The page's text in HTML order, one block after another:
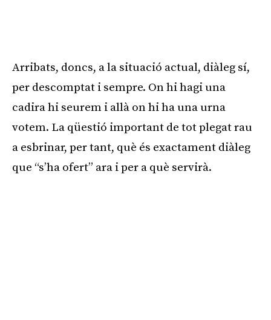
Arribats, doncs, a la situació actual, diàleg sí,
per descomptat i sempre. On hi hagi una
cadira hi seurem i allà on hi ha una urna
votem. La qüestió important de tot plegat rau
a esbrinar, per tant, què és exactament diàleg
que “s’ha ofert” ara i per a què servirà.